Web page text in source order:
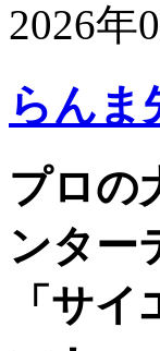
2026年
らんま
プロの
ンター
「サ